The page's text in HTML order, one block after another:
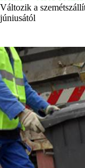
Változik a
júniusától